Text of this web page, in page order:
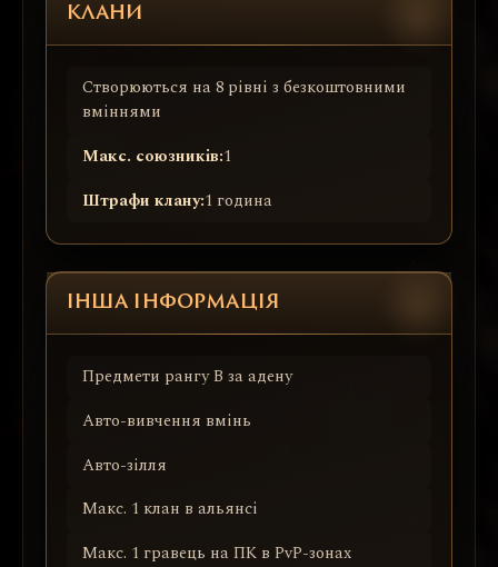
КЛАНИ
Створюються на 8 рівні з безкоштовними
вміннями
Макс. союзників:1
Штрафи клану:1 година
ІНША ІНФОРМАЦІЯ
Предмети рангу B за адену
Авто-вивчення вмінь
Авто-зілля
Макс. 1 клан в альянсі
Макс. 1 гравець на ПК в PvP-зонах